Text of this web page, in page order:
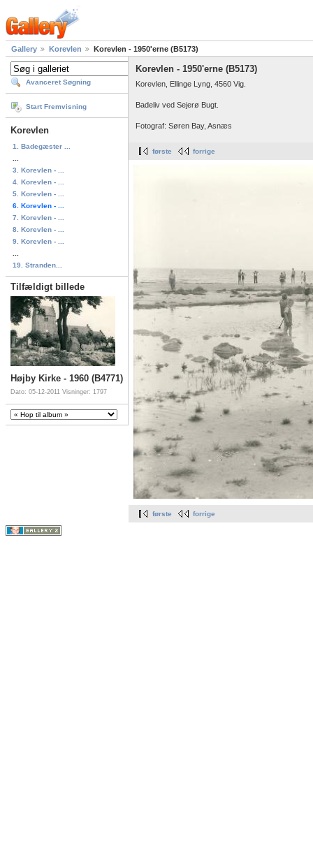
Gallery Korevlen Korevlen - 1950'erne (B5173)
Avanceret Søgning
Start Fremvisning
Korevlen
1. Badegæster ...
3. Korevlen - ...
4. Korevlen - ...
5. Korevlen - ...
6. Korevlen - ...
7. Korevlen - ...
8. Korevlen - ...
9. Korevlen - ...
19. Stranden...
Tilfældigt billede
Højby Kirke - 1960 (B4771)
Dato: 05-12-2011 Visninger: 1797
Korevlen - 1950'erne (B5173)
Korevlen, Ellinge Lyng, 4560 Vig.
Badeliv ved Sejerø Bugt.
Fotograf: Søren Bay, Asnæs
første forrige
første forrige